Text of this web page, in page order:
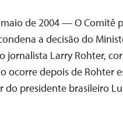
de 2004 — O Comitê
a decisão do
jornalista Larry Rohter,
ocorre depois de Rohter
do presidente brasileiro